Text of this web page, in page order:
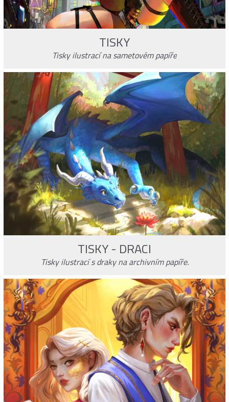
TISKY
Tisky ilustrací na sametovém papíře
TISKY - DRACI
Tisky ilustrací s draky na archivním papíře.